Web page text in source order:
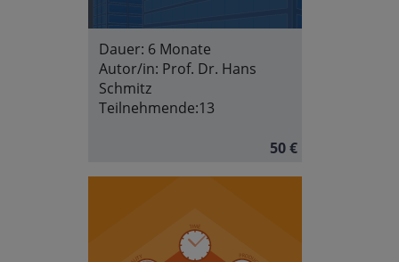
Dauer: 6 Monate
Autor/in: Prof. Dr. Hans
Schmitz
Teilnehmende:13
50 €